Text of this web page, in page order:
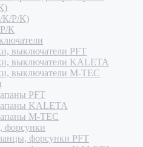
К/Р/К)
К
выключатели PFT
выключатели KALETA
выключатели M-TEC
PFT
KALETA
M-TEC
форсунки
форсунки PFT